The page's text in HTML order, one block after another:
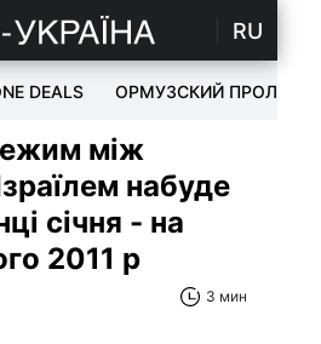
RU
DEALS ОРМУЗСКИЙ ПРОЛИВ
між
набуде
січня - на
2011 р
3 мин